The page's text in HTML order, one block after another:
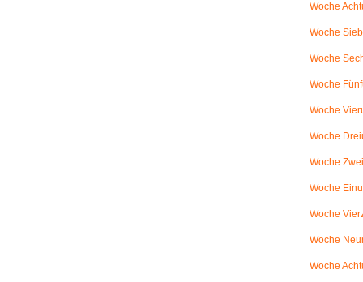
Woche
Woche
Woche
Woche
Woche
Woche
Woche
Woche
Woche
Woche
Woche